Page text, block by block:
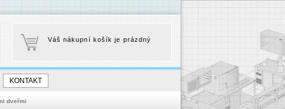
KONTAKT
dveřmi
Váš nákupní košík je prázdný